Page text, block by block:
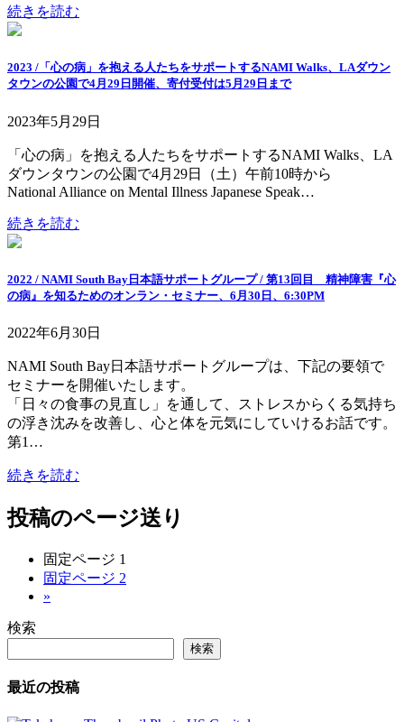
続きを読む
2023 /「心の病」を抱える人たちをサポートするNAMI Walks、LAダウン
タウンの公園で4月29日開催、寄付受付は5月29日まで
2023年5月29日
「心の病」を抱える人たちをサポートするNAMI Walks、LA
ダウンタウンの公園で4月29日（土）午前10時から
National Alliance on Mental Illness Japanese Speak…
続きを読む
2022 / NAMI South Bay日本語サポートグループ / 第13回目 精神障害『心
の病』を知るためのオンラン・セミナー、6月30日、6:30PM
2022年6月30日
NAMI South Bay日本語サポートグループは、下記の要領で
セミナーを開催いたします。
「日々の食事の見直し」を通して、ストレスからくる気持ち
の浮き沈みを改善し、心と体を元気にしていけるお話です。
第1…
続きを読む
投稿のページ送り
固定ページ 1
固定ページ 2
»
検索
検索
最近の投稿